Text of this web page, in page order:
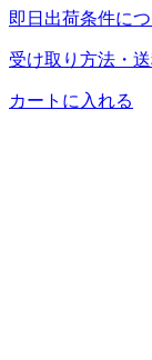
即日出荷条件に
受け取り方法・
カートに入れる